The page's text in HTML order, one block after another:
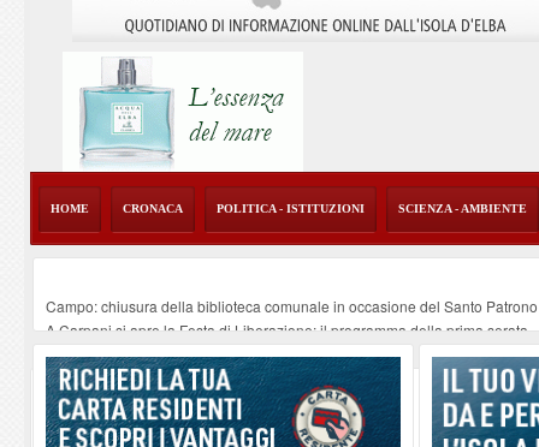
HOME CRONACA POLITICA - ISTITUZIONI SCIENZA - AMBIENTE
Campo: chiusura della biblioteca comunale in occasione del Santo Patrono
A Carpani si apre la Festa di Liberazione: il programma della prima serata-
Successo per Anadyomene. Nascente dall'acqua . La mostra di Roberto
Chiesa della Santissima Annunziata e il suo organista
06-08-2026
Nuove piante presso i moli ferajesi, la riflessione di un cittadino (fichi